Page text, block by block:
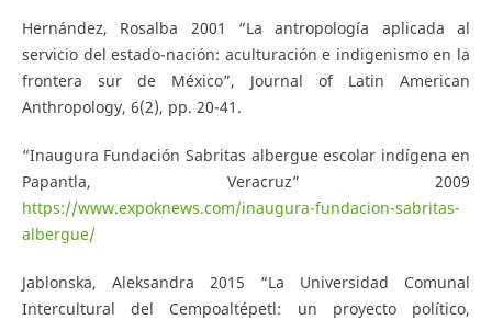
Hernández, Rosalba 2001 “La antropología aplicada al
servicio del estado-nación: aculturación e indigenismo en la
frontera sur de México”, Journal of Latin American
Anthropology, 6(2), pp. 20-41.
“Inaugura Fundación Sabritas albergue escolar indígena en
Papantla, Veracruz” 2009
https://www.expoknews.com/inaugura-fundacion-sabritas-
albergue/
Jablonska, Aleksandra 2015 “La Universidad Comunal
Intercultural del Cempoaltépetl: un proyecto político,